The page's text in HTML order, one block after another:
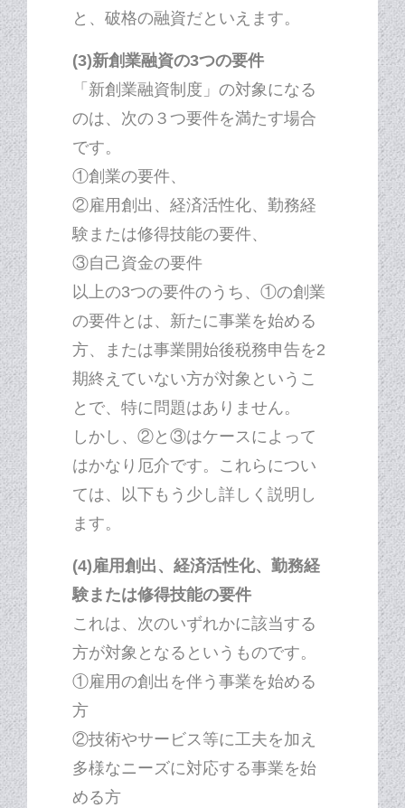
と、破格の融資だといえます。
(3)新創業融資の3つの要件
「新創業融資制度」の対象になる
のは、次の３つ要件を満たす場合
です。
①創業の要件、
②雇用創出、経済活性化、勤務経
験または修得技能の要件、
③自己資金の要件
以上の3つの要件のうち、①の創業
の要件とは、新たに事業を始める
方、または事業開始後税務申告を2
期終えていない方が対象というこ
とで、特に問題はありません。
しかし、②と③はケースによって
はかなり厄介です。これらについ
ては、以下もう少し詳しく説明し
ます。
(4)雇用創出、経済活性化、勤務経
験または修得技能の要件
これは、次のいずれかに該当する
方が対象となるというものです。
①雇用の創出を伴う事業を始める
方
②技術やサービス等に工夫を加え
多様なニーズに対応する事業を始
める方